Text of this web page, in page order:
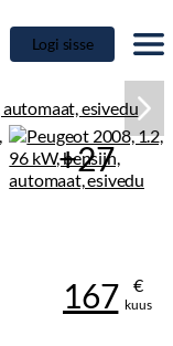
Logi sisse
+27
167 €
kuus